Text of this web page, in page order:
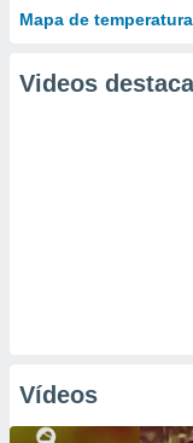
Mapa de temperatura
Videos
Vídeos